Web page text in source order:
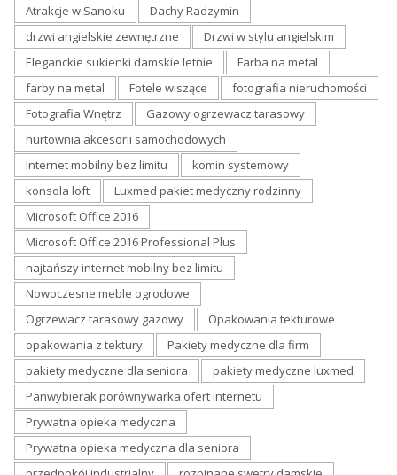
Atrakcje w Sanoku
Dachy Radzymin
drzwi angielskie zewnętrzne
Drzwi w stylu angielskim
Eleganckie sukienki damskie letnie
Farba na metal
farby na metal
Fotele wiszące
fotografia nieruchomości
Fotografia Wnętrz
Gazowy ogrzewacz tarasowy
hurtownia akcesorii samochodowych
Internet mobilny bez limitu
komin systemowy
konsola loft
Luxmed pakiet medyczny rodzinny
Microsoft Office 2016
Microsoft Office 2016 Professional Plus
najtańszy internet mobilny bez limitu
Nowoczesne meble ogrodowe
Ogrzewacz tarasowy gazowy
Opakowania tekturowe
opakowania z tektury
Pakiety medyczne dla firm
pakiety medyczne dla seniora
pakiety medyczne luxmed
Panwybierak porównywarka ofert internetu
Prywatna opieka medyczna
Prywatna opieka medyczna dla seniora